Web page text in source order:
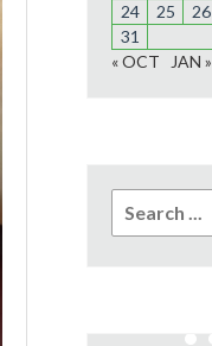
24
25 26
31
« OCT
JAN »
for: